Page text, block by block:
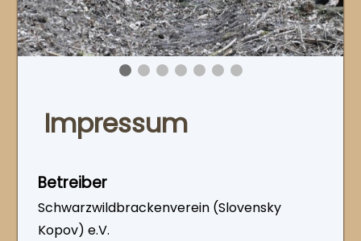
Impressum
Betreiber
Schwarzwildbrackenverein (Slovensky
Kopov) e.V.